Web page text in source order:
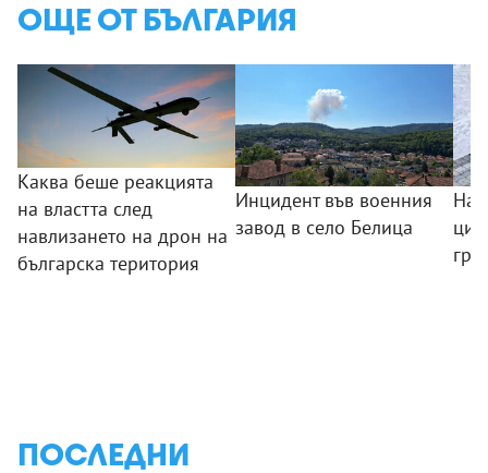
ОЩЕ ОТ БЪЛГАРИЯ
Каква беше реакцията
на властта след
навлизането на дрон на
българска територия
Инцидент във военния
завод в село Белица
ПОСЛЕДНИ